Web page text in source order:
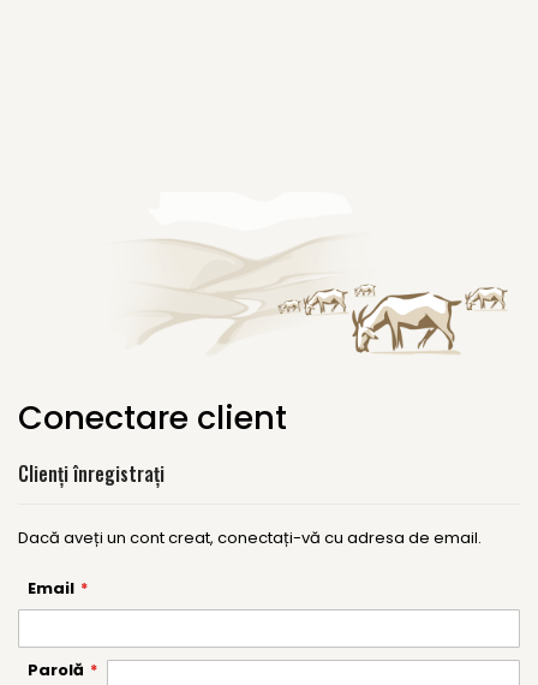
Conectare client
Clienți înregistrați
Dacă aveți un cont creat, conectați-vă cu adresa de email.
Email
Parolă